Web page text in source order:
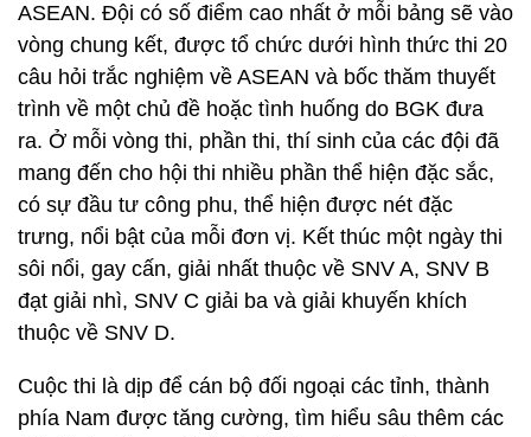
ASEAN. Đội có số điểm cao nhất ở mỗi bảng sẽ vào
vòng chung kết, được tổ chức dưới hình thức thi 20
câu hỏi trắc nghiệm về ASEAN và bốc thăm thuyết
trình về một chủ đề hoặc tình huống do BGK đưa
ra. Ở mỗi vòng thi, phần thi, thí sinh của các đội đã
mang đến cho hội thi nhiều phần thể hiện đặc sắc,
có sự đầu tư công phu, thể hiện được nét đặc
trưng, nổi bật của mỗi đơn vị. Kết thúc một ngày thi
sôi nổi, gay cấn, giải nhất thuộc về SNV A, SNV B
đạt giải nhì, SNV C giải ba và giải khuyến khích
thuộc về SNV D.
Cuộc thi là dịp để cán bộ đối ngoại các tỉnh, thành
phía Nam được tăng cường, tìm hiểu sâu thêm các